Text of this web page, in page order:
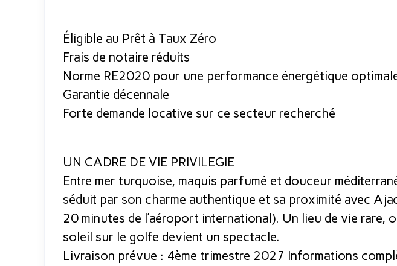
Éligible au Prêt à Taux Zéro
Frais de notaire réduits
Norme RE2020 pour une performance énergétique
Garantie décennale
Forte demande locative sur ce secteur recherché
UN CADRE DE VIE PRIVILEGIE
Entre mer turquoise, maquis parfumé et douceur
séduit par son charme authentique et sa proximité avec
20 minutes de l’aéroport international). Un lieu de vie rare,
soleil sur le golfe devient un spectacle.
Livraison prévue : 4ème trimestre 2027 Informations